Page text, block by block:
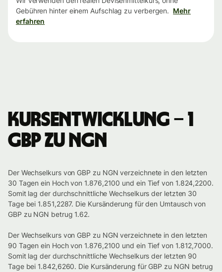
Gebühren hinter einem Aufschlag zu verbergen. Mehr
erfahren
Kursentwicklung – 1
GBP zu NGN
Der Wechselkurs von GBP zu NGN verzeichnete in den letzten
30 Tagen ein Hoch von 1.876,2100 und ein Tief von 1.824,2200.
Somit lag der durchschnittliche Wechselkurs der letzten 30
Tage bei 1.851,2287. Die Kursänderung für den Umtausch von
GBP zu NGN betrug 1.62.
Der Wechselkurs von GBP zu NGN verzeichnete in den letzten
90 Tagen ein Hoch von 1.876,2100 und ein Tief von 1.812,7000.
Somit lag der durchschnittliche Wechselkurs der letzten 90
Tage bei 1.842,6260. Die Kursänderung für GBP zu NGN betrug